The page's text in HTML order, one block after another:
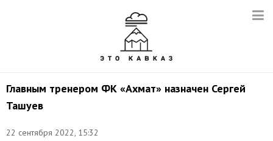
Главным тренером ФК «Ахмат» назначен Сергей
Ташуев
22 сентября 2022, 15:32